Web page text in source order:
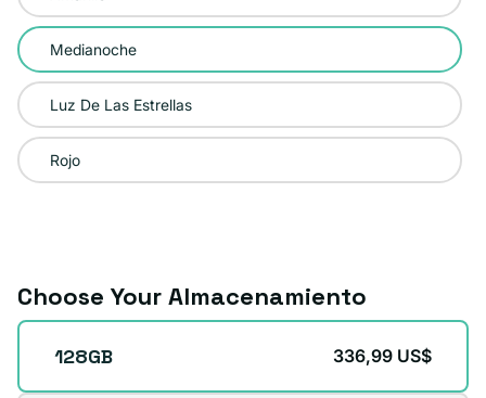
o
no
disponible
Medianoche
Luz De Las Estrellas
Rojo
Choose Your Almacenamiento
Almacenamiento
128GB 336,99 US$